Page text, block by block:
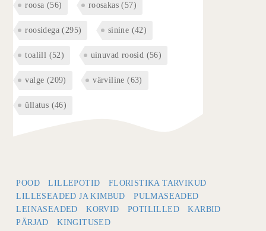
roosa (56) roosakas (57)
roosidega (295) sinine (42)
toalill (52) uinuvad roosid (56)
valge (209) värviline (63)
üllatus (46)
POOD LILLEPOTID
FLORISTIKA TARVIKUD
LILLESEADED JA KIMBUD
PULMASEADED
LEINASEADED
KORVID POTILILLED
KARBID
PÄRJAD
KINGITUSED